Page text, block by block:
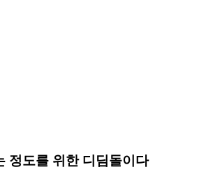
정도를 위한 디딤돌이다